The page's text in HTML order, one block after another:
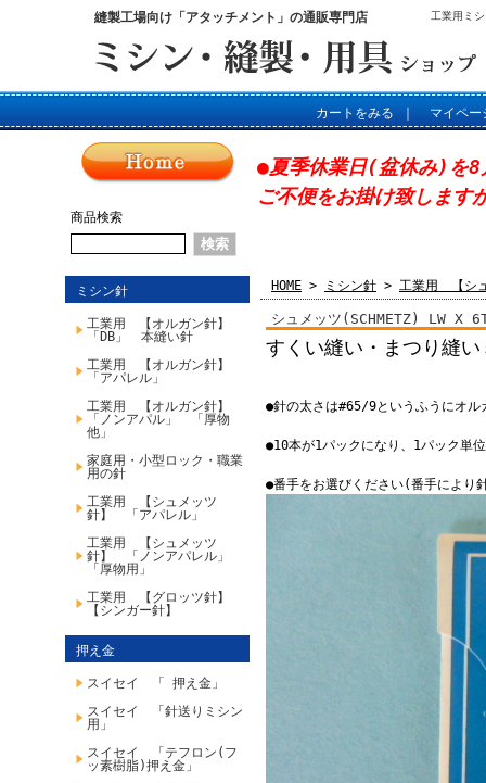
縫製工場向け「アタッチメント」の通販専門店 工業用ミ
カートをみる マイペー
商品検索
ミシン針
工業用 【オルガン針】
「DB」 本縫い針
工業用 【オルガン針】
「アパレル」
工業用 【オルガン針】
「ノンアパル」 「厚物
他」
家庭用・小型ロック・職業
用の針
工業用 【シュメッツ
針】 「アパレル」
工業用 【シュメッツ
針】 「ノンアパレル」
「厚物用」
工業用 【グロッツ針】
【シンガー針】
押え金
スイセイ 「 押え金」
スイセイ 「針送りミシン
用」
スイセイ 「テフロン(フ
ッ素樹脂)押え金」
●夏季休業日(盆休み)を
ご不便をお掛け致します
HOME > ミシン針 > 工業用 【シ
シュメッツ(SCHMETZ) LW
すくい縫い・まつり縫
●針の太さは#65/9というふうにオル
●10本が1パックになり、1パック単
●番手をお選びください(番手により